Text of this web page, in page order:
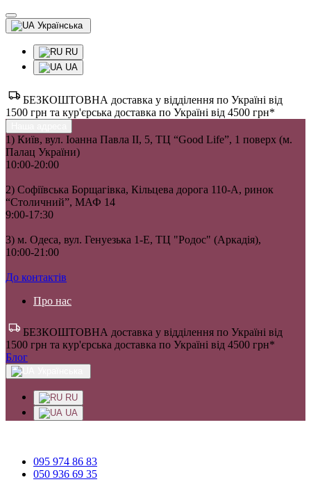
Українська
RU
UA
БЕЗКОШТОВНА доставка у відділення по Україні від
1500 грн та кур'єрська доставка по Україні від 4500 грн*
1) Київ, вул. Іоанна Павла II, 5, ТЦ “Good Life”, 1 поверх (м.
Палац України)
10:00-20:00
2) Софіївська Борщагівка, Кільцева дорога 110-А, ринок
“Столичний”, МАФ 14
9:00-17:30
3) м. Одеса, вул. Генуезька 1-Е, ТЦ "Родос" (Аркадія),
10:00-21:00
До контактів
Про нас
БЕЗКОШТОВНА доставка у відділення по Україні від
1500 грн та кур'єрська доставка по Україні від 4500 грн*
Блог
RU
UA
095 974 86 83
050 936 69 35